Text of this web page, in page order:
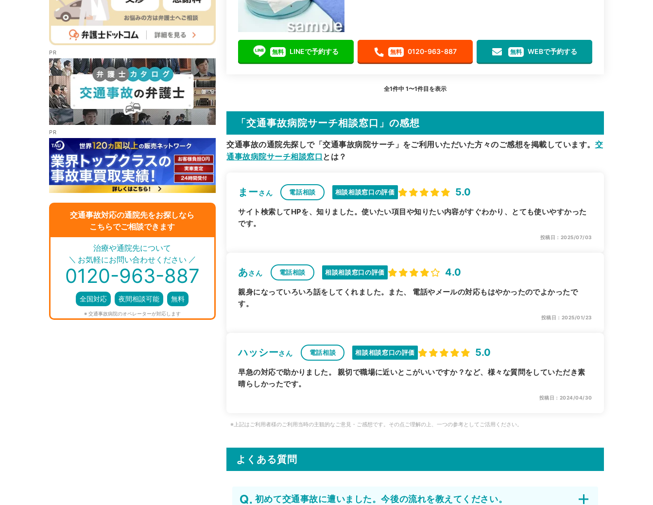
交通事故対応の通院先をお探しなら
こちらでご相談できます
＼ ／
治療や通院先について
お気軽にお問い合わせください
0120-963-887
全国対応 夜間相談可能 無料
※ 交通事故病院のオペレーターが対応します
無料 LINEで予約する 無料 0120-963-887 無料 WEBで予約する
全1件中 1〜1件目を表示
「交通事故病院サーチ相談窓口」の感想
交通事故の通院先探しで「交通事故病院サーチ」をご利用いただいた方々のご感想を掲載しています。 交
通事故病院サーチ相談窓口 とは？
まーさん 電話相談 相談相談窓口の評価 5.0
サイト検索してHPを、知りました。使いたい項目や知りたい内容がすぐわかり、とても使いやすかった
です。
投稿日：2025/07/03
あさん 電話相談 相談相談窓口の評価 4.0
親身になっていろいろ話をしてくれました。また、 電話やメールの対応もはやかったのでよかったで
す。
投稿日：2025/01/23
ハッシーさん 電話相談 相談相談窓口の評価 5.0
早急の対応で助かりました。 親切で職場に近いとこがいいですか？など、様々な質問をしていただき素
晴らしかったです。
投稿日：2024/04/30
※上記はご利用者様のご利用当時の主観的なご意見・ご感想です。その点ご理解の上、一つの参考としてご活用ください。
よくある質問
初めて交通事故に遭いました。今後の流れを教えてください。